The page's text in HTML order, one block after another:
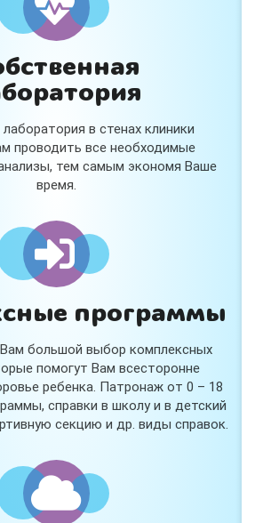
в стенах клиники
проводить все необходимые
тем самым экономя Ваше
время.
программы
большой выбор комплексных
помогут Вам всесторонне
ребенка. Патронаж от 0 – 18
справки в школу и в детский
секцию и др. виды справок.
Нет, спасибо
обработкуперсональных данных
Работает наСтримвуд